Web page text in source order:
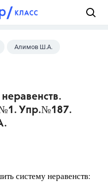
Алимов Ш.А.
Упр.№187.
систему неравенств: